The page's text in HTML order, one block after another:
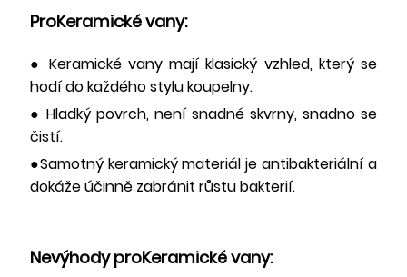
ProKeramické vany:
● Keramické vany mají klasický vzhled, který se
hodí do každého stylu koupelny.
● Hladký povrch, není snadné skvrny, snadno se
čistí.
●Samotný keramický materiál je antibakteriální a
dokáže účinně zabránit růstu bakterií.
Nevýhody proKeramické vany: